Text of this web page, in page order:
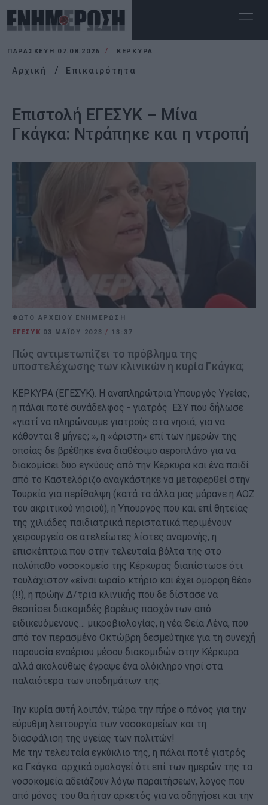
ΠΑΡΑΣΚΕΥΉ 07.08.2026 ΚΕΡΚΥΡΑ
Αρχική Επικαιρότητα
Επιστολή ΕΓΕΣΥΚ – Μίνα
Γκάγκα: Ντράπηκε και η ντροπή
ΦΩΤΟ ΑΡΧΕΙΟΥ ΕΝΗΜΕΡΩΣΗ
ΕΓΕΣΥΚ 03 ΜΑΪ́ΟΥ 2023/ 13:37
Πώς αντιμετωπίζει το πρόβλημα της
υποστελέχωσης των κλινικών η κυρία Γκάγκα;
ΚΕΡΚΥΡΑ (ΕΓΕΣΥΚ). H αναπληρώτρια Υπουργός Υγείας,
η πάλαι ποτέ συνάδελφος - γιατρός ΕΣΥ που δήλωσε
«γιατί να πληρώνουμε γιατρούς στα νησιά, για να
κάθονται 8 μήνες; », η «άριστη» επί των ημερών της
οποίας δε βρέθηκε ένα διαθέσιμο αεροπλάνο για να
διακομίσει δυο εγκύους από την Κέρκυρα και ένα παιδί
από το Καστελόριζο αναγκάστηκε να μεταφερθεί στην
Τουρκία για περίθαλψη (κατά τα άλλα μας μάρανε η ΑΟΖ
του ακριτικού νησιού), η Υπουργός που και επί θητείας
της χιλιάδες παιδιατρικά περιστατικά περιμένουν
χειρουργείο σε ατελείωτες λίστες αναμονής, η
επισκέπτρια που στην τελευταία βόλτα της στο
πολύπαθο νοσοκομείο της Κέρκυρας διαπίστωσε ότι
τουλάχιστον «είναι ωραίο κτήριο και έχει όμορφη θέα»
(!!), η πρώην Δ/τρια κλινικής που δε δίστασε να
θεσπίσει διακομιδές βαρέως πασχόντων από
ειδικευόμενους… μικροβιολογίας, η νέα Θεία Λένα, που
από τον περασμένο Οκτώβρη δεσμεύτηκε για τη συνεχή
παρουσία εναέριου μέσου διακομιδών στην Κέρκυρα
αλλά ακολούθως έγραψε ένα ολόκληρο νησί στα
παλαιότερα των υποδημάτων της.
Την κυρία αυτή λοιπόν, τώρα την πήρε ο πόνος για την
εύρυθμη λειτουργία των νοσοκομείων και τη
διασφάλιση της υγείας των πολιτών!
Με την τελευταία εγκύκλιο της, η πάλαι ποτέ γιατρός
κα Γκάγκα αρχικά ομολογεί ότι επί των ημερών της τα
νοσοκομεία αδειάζουν λόγω παραιτήσεων, λόγος που
από μόνος του θα ήταν αρκετός για να οδηγήσει και την